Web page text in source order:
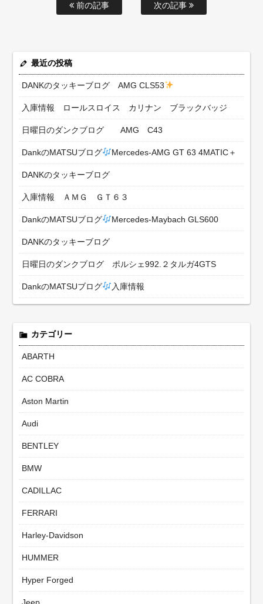
前の記事 次の記事
最近の投稿
DANKのタッキーブログ AMG CLS53
入庫情報 ロールスロイス カリナン ブラックバッジ
日曜日のダンクブログ AMG C43
DankのMATSUブログ Mercedes-AMG GT 63 4MATIC＋
DANKのタッキーブログ
入庫情報 ＡＭＧ ＧＴ６３
DankのMATSUブログ Mercedes-Maybach GLS600
DANKのタッキーブログ
日曜日のダンクブログ ポルシェ992.２タルガ4GTS
DankのMATSUブログ 入庫情報
カテゴリー
ABARTH
AC COBRA
Aston Martin
Audi
BENTLEY
BMW
CADILLAC
FERRARI
Harley-Davidson
HUMMER
Hyper Forged
Jeep